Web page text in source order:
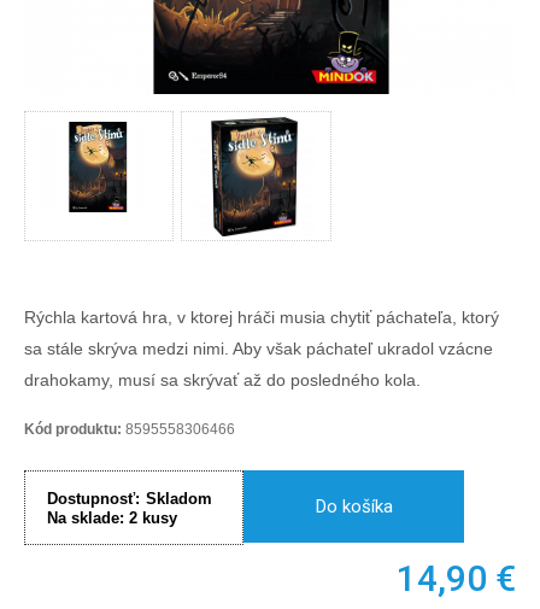
Rýchla kartová hra, v ktorej hráči musia chytiť páchateľa, ktorý
sa stále skrýva medzi nimi. Aby však páchateľ ukradol vzácne
drahokamy, musí sa skrývať až do posledného kola.
Kód produktu: 8595558306466
Dostupnosť: Skladom
Na sklade: 2 kusy
Do košíka
14,90 €